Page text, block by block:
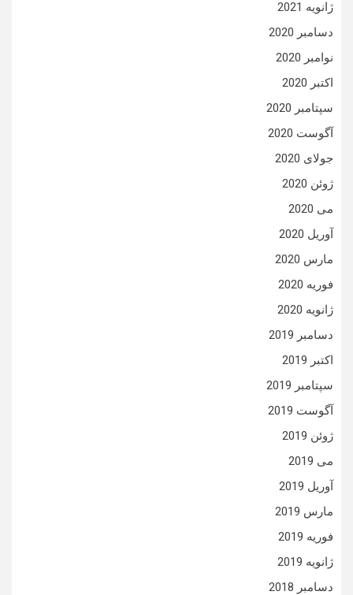
ژانویه 2021
دسامبر 2020
نوامبر 2020
اکتبر 2020
سپتامبر 2020
آگوست 2020
جولای 2020
ژوئن 2020
می 2020
آوریل 2020
مارس 2020
فوریه 2020
ژانویه 2020
دسامبر 2019
اکتبر 2019
سپتامبر 2019
آگوست 2019
ژوئن 2019
می 2019
آوریل 2019
مارس 2019
فوریه 2019
ژانویه 2019
دسامبر 2018